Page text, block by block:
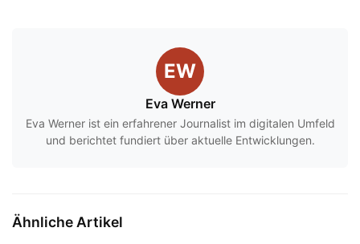
EW
Eva Werner
Eva Werner ist ein erfahrener Journalist im digitalen Umfeld
und berichtet fundiert über aktuelle Entwicklungen.
Ähnliche Artikel